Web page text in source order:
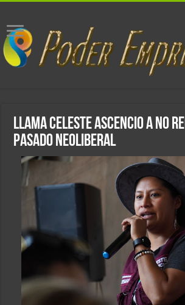
Llama Celeste Ascencio a no
pasado neoliberal